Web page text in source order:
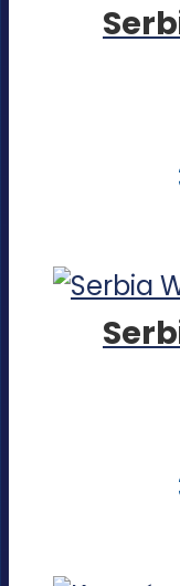
proizvod
ima
na
proizvod